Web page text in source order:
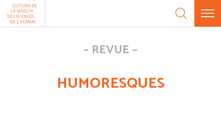
Aller au contenu
REVUE
HUMORESQUES
Panneau de gestion des cookies